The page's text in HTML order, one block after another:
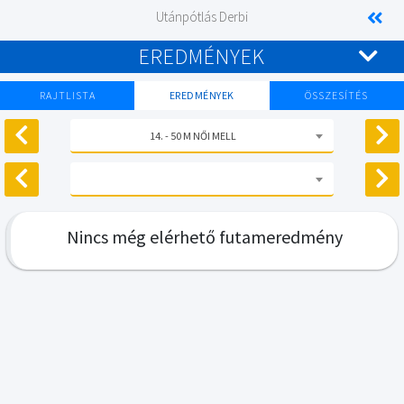
Utánpótlás Derbi
EREDMÉNYEK
RAJTLISTA EREDMÉNYEK ÖSSZESÍTÉS
14. - 50 M NŐI MELL
Nincs még elérhető futameredmény